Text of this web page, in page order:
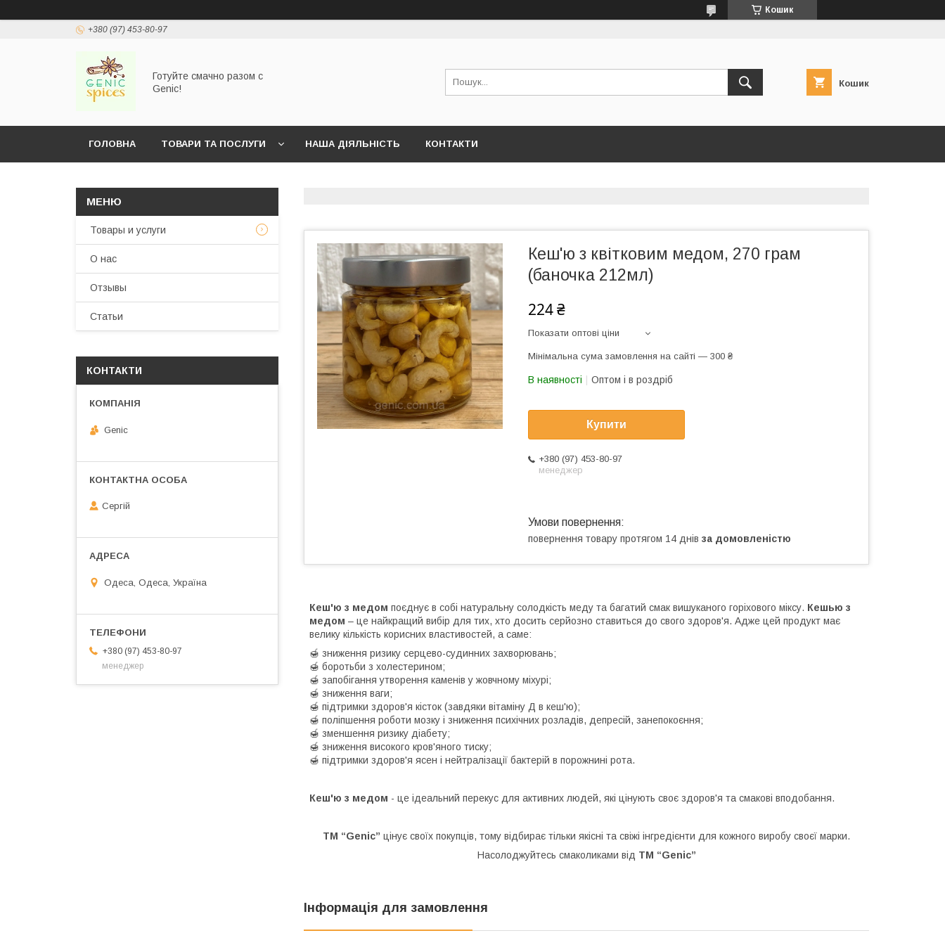
Кошик
+380 (97) 453-80-97
Готуйте смачно разом с
Genic!
Кошик
ГОЛОВНА ТОВАРИ ТА ПОСЛУГИ НАША ДІЯЛЬНІСТЬ КОНТАКТИ
Кеш'ю з квітковим медом, 270 грам
(баночка 212мл)
224 ₴
Показати оптові ціни
Мінімальна сума замовлення на сайті — 300 ₴
В наявності Оптом і в роздріб
Купити
+380 (97) 453-80-97
менеджер
повернення товару протягом 14 днів за домовленістю
Кеш'ю з медом поєднує в собі натуральну солодкість меду та багатий смак вишуканого горіхового міксу. Кешью з
медом – це найкращий вибір для тих, хто досить серйозно ставиться до свого здоров'я. Адже цей продукт має
велику кількість корисних властивостей, а саме:
🍯 зниження ризику серцево-судинних захворювань;
🍯 боротьби з холестерином;
🍯 запобігання утворення каменів у жовчному міхурі;
🍯 зниження ваги;
🍯 підтримки здоров'я кісток (завдяки вітаміну Д в кеш'ю);
🍯 поліпшення роботи мозку і зниження психічних розладів, депресій, занепокоєння;
🍯 зменшення ризику діабету;
🍯 зниження високого кров'яного тиску;
🍯 підтримки здоров'я ясен і нейтралізації бактерій в порожнині рота.
Кеш'ю з медом - це ідеальний перекус для активних людей, які цінують своє здоров'я та смакові вподобання.
ТМ “Genic” цінує своїх покупців, тому відбирає тільки якісні та свіжі інгредієнти для кожного виробу своєї марки.
Насолоджуйтесь смаколиками від ТМ “Genic”
Інформація для замовлення
Товары и услуги
О нас
Отзывы
Статьи
КОНТАКТИ
Genic
Сергій
Одеса, Одеса, Україна
+380 (97) 453-80-97
менеджер